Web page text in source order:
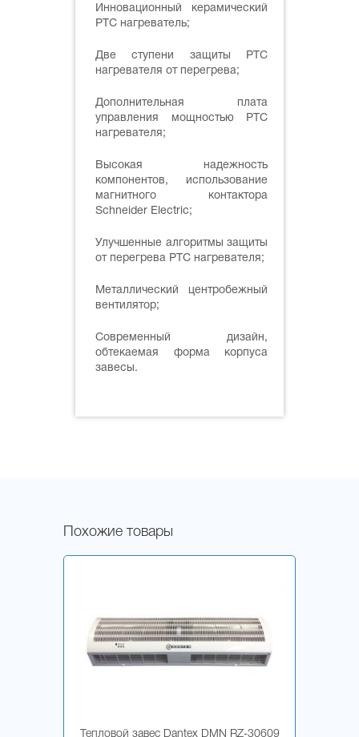
Инновационный керамический
PTC нагреватель;
Две ступени защиты PTC
нагревателя от перегрева;
Дополнительная плата
управления мощностью PTC
нагревателя;
Высокая надежность
компонентов, использование
магнитного контактора
Schneider Electric;
Улучшенные алгоритмы защиты
от перегрева PTC нагревателя;
Металлический центробежный
вентилятор;
Современный дизайн,
обтекаемая форма корпуса
завесы.
Похожие товары
Тепловой завес Dantex DMN RZ-30609